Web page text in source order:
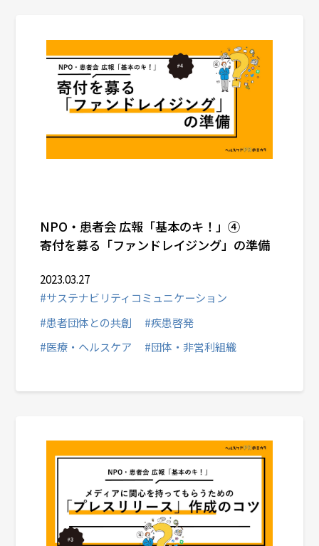
NPO・患者会 広報「基本のキ！」④
寄付を募る「ファンドレイジング」の準備
2023.03.27
#サステナビリティコミュニケーション
#患者団体との共創
#疾患啓発
#医療・ヘルスケア
#団体・非営利組織